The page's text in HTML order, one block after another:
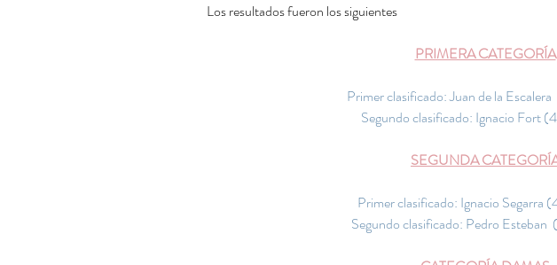
Los resultados fueron los siguientes
PRIMERA CATEGORÍA
Primer clasificado: Juan de la
Segundo clasificado: Ignacio Fort
SEGUNDA
Primer clasificado: Ignacio Segarra
Segundo clasificado: Pedro Esteban